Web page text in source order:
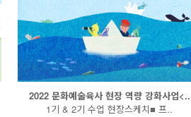
2022 문화예술육사 현장 역량 강화사업<..
1기 & 2기 수업 현장스케치■ 프..